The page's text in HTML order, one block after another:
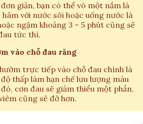
giản, bạn có thể vò một nắm lá
với nước sôi hoặc uống nước lá
ngậm khoảng 3 – 5 phút cũng sẽ
tức thì.
vào chỗ đau răng
trực tiếp vào chỗ đau chính là
thấp làm hạn chế lưu lượng máu
cơn đau sẽ giảm thiểu một phần,
cũng sẽ đỡ hơn.